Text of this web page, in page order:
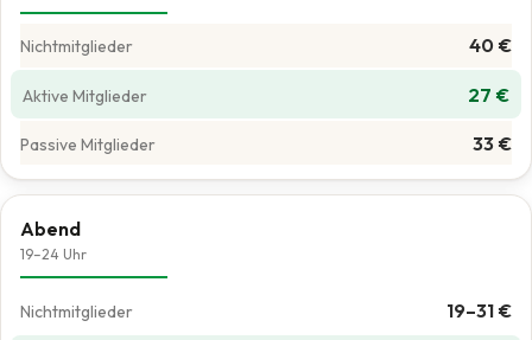
40 €
27 €
33 €
Abend
19–24 Uhr
19–31 €